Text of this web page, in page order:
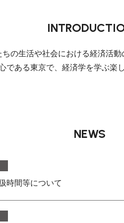
の生活や社会における経済活動
である東京で、経済学を学ぶ楽
NEWS
時間等について